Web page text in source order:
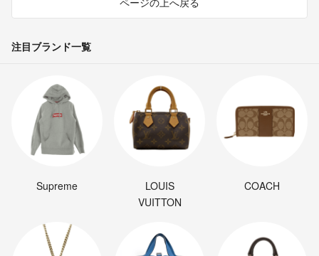
注目ブランド一覧
Supreme
LOUIS
VUITTON
COACH